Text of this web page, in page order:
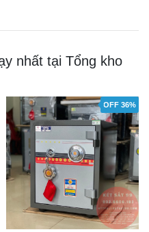
nhất tại Tổng kho
OFF 36%